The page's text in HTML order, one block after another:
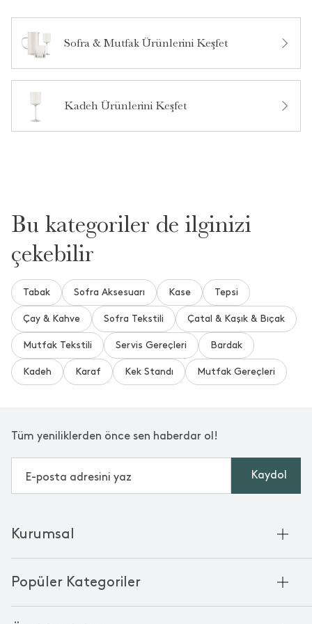
kac adet geliyor bardak
14 Şubat 2026
Merhaba, tek adet ürün gönderimi sağlanmaktadır. Bizi
tercih ettiğiniz için teşekkür ederiz.
Sofra & Mutfak Ürünlerini Keşfet
Kadeh Ürünlerini Keşfet
Bu kategoriler de ilginizi
çekebilir
Tabak Sofra Aksesuarı Kase Tepsi
Çay & Kahve Sofra Tekstili Çatal & Kaşık & Bıçak
Mutfak Tekstili Servis Gereçleri Bardak
Kadeh Karaf Kek Standı Mutfak Gereçleri
Tüm yeniliklerden önce sen haberdar ol!
Kaydol
Popüler Kategoriler
Kurumsal
Kurumsal Satış
Chakra Manifesto